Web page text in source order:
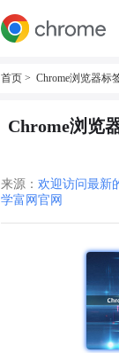
首页 > Chrome浏览器标
Chrome浏览
来源： 欢迎访问最新
学富网官网